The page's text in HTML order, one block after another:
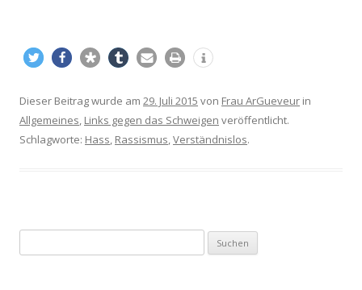
Dieser Beitrag wurde am 29. Juli 2015 von Frau ArGueveur in
Allgemeines, Links gegen das Schweigen veröffentlicht.
Schlagworte: Hass, Rassismus,Verständnislos.
u